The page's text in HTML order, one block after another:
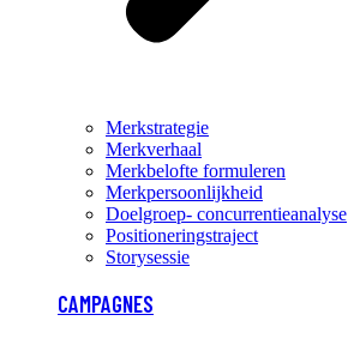
Merkstrategie
Merkverhaal
Merkbelofte formuleren
Merkpersoonlijkheid
Doelgroep- concurrentieanalyse
Positioneringstraject
Storysessie
CAMPAGNES